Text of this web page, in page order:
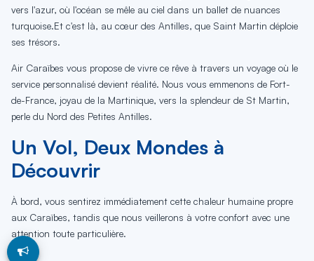
vers l'azur, où l'océan se mêle au ciel dans un ballet de nuances
turquoise.Et c'est là, au cœur des Antilles, que Saint Martin déploie
ses trésors.
Air Caraïbes vous propose de vivre ce rêve à travers un voyage où le
service personnalisé devient réalité. Nous vous emmenons de Fort-
de-France, joyau de la Martinique, vers la splendeur de St Martin,
perle du Nord des Petites Antilles.
Un Vol, Deux Mondes à
Découvrir
À bord, vous sentirez immédiatement cette chaleur humaine propre
aux Caraïbes, tandis que nous veillerons à votre confort avec une
attention toute particulière.